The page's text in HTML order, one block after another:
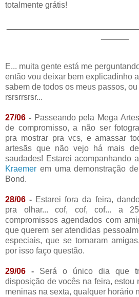
totalmente grátis!
E... muita gente está me
então vou deixar bem explicadinho
sabem de todos os meus passos,
rsrsrrsrsr...
27/06 -Passeando pela Mega
de compromisso, a não ser
pra mostrar pra vcs, e amassar
artesãs que não vejo há mais
saudades! Estarei acompanhando
Kraemer em uma demonstração
Bond.
28/06 - Estarei fora da feira,
pra olhar... cof, cof, cof... a
compromissos agendados com
que querem ser atendidas
especiais, que se tornaram
por isso faço questão.
29/06 - Será o único dia que
disposição de vocês na feira, estou
meninas na sexta, qualquer horário